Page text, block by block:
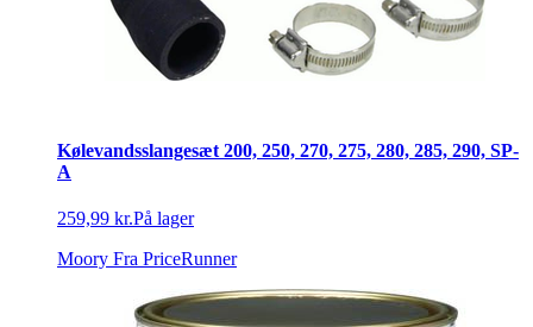
Kølevandsslangesæt 200, 250, 270, 275, 280, 285, 290, SP-
A
259,99 kr.På lager
Moory Fra PriceRunner